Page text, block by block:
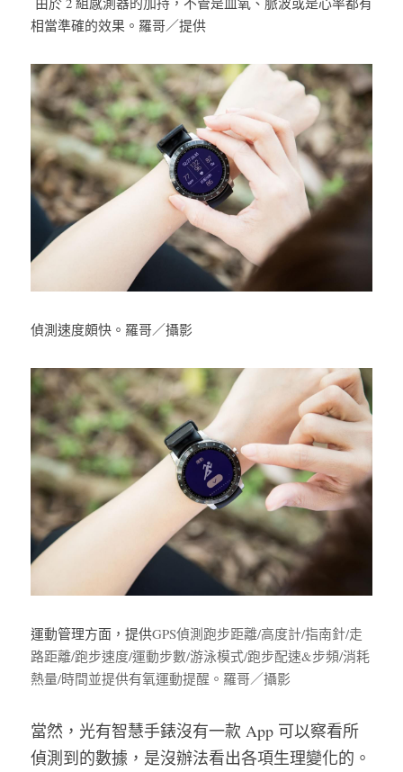
相當準確的效果。羅哥／提供
偵測速度頗快。羅哥／攝影
運動管理方面，提供GPS偵測跑步距離/高度計/指南針/走
路距離/跑步速度/運動步數/游泳模式/跑步配速&步頻/消耗
熱量/時間並提供有氧運動提醒。羅哥／攝影
當然，光有智慧手錶沒有一款 App 可以察看所
偵測到的數據，是沒辦法看出各項生理變化的。